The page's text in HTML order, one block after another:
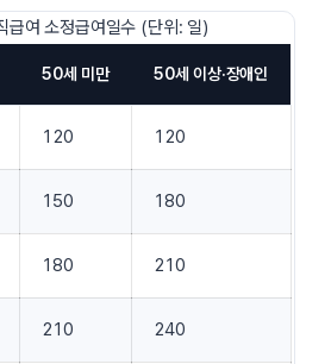
여 소정급여일수 (단위: 일)
50세 미만 50세 이상·장애인
120 120
150 180
180 210
210 240